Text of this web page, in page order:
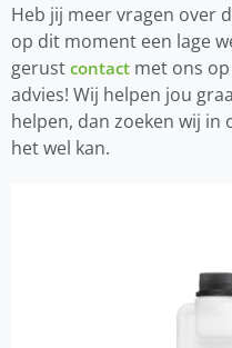
Heb jij meer vragen over
op dit moment een lage
gerust contact met ons
advies! Wij helpen jou
helpen, dan zoeken wij
het wel kan.